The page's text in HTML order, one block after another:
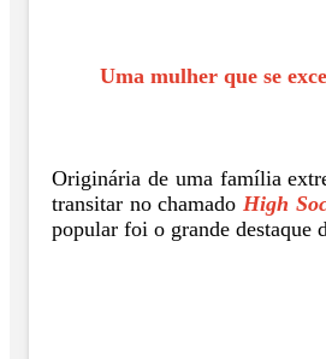
Uma mulher que se
Originária de uma família
transitar no chamado High
popular foi o grande destaque